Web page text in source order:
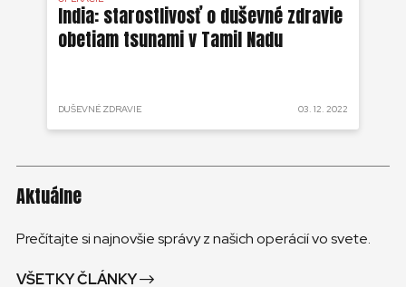
India: starostlivosť o duševné zdravie
obetiam tsunami v Tamil Nadu
DUŠEVNÉ ZDRAVIE 03. 12. 2022
Aktuálne
Prečítajte si najnovšie správy z našich operácií vo svete.
VŠETKY ČLÁNKY